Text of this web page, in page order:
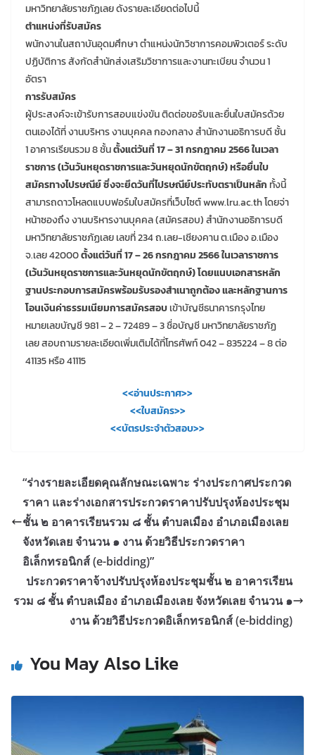
มหาวิทยาลัยราชภัฏเลย ดังรายละเอียดต่อไปนี้
ตำแหน่งที่รับสมัคร
พนักงานในสถาบันอุดมศึกษา ตำแหน่งนักวิชาการคอมพิวเตอร์ ระดับ
ปฏิบัติการ สังกัดสำนักส่งเสริมวิชาการและงานทะเบียน จำนวน 1
อัตรา
การรับสมัคร
ผู้ประสงค์จะเข้ารับการสอบแข่งขัน ติดต่อขอรับและยื่นใบสมัครด้วย
ตนเองได้ที่ งานบริหาร งานบุคคล กองกลาง สำนักงานอธิการบดี ชั้น
1 อาคารเรียนรวม 8 ชั้นตั้งแต่วันที่ 17 – 31 กรกฎาคม 2566 ในเวลา
ราชการ (เว้นวันหยุดราชการและวันหยุดนักขัตฤกษ์) หรือยื่นใบ
สมัครทางไปรษณีย์ ซึ่งจะยึดวันที่ไปรษณีย์ประทับตราเป็นหลักทั้งนี้
สามารถดาวโหลดแบบฟอร์มใบสมัครที่เว็บไซต์ www.lru.ac.th โดยจ่า
หน้าซองถึง งานบริหารงานบุคคล (สมัครสอบ) สำนักงานอธิการบดี
มหาวิทยาลัยราชภัฏเลย เลขที่ 234 ถ.เลย-เชียงคาน ต.เมือง อ.เมือง
จ.เลย 42000ตั้งแต่วันที่ 17 – 26 กรกฎาคม 2566 ในเวลาราชการ
(เว้นวันหยุดราชการและวันหยุดนักขัตฤกษ์) โดยแนบเอกสารหลัก
ฐานประกอบการสมัครพร้อมรับรองสำเนาถูกต้อง และหลักฐานการ
โอนเงินค่าธรรมเนียมการสมัครสอบเข้าบัญชีธนาคารกรุงไทย
หมายเลขบัญชี 981 – 2 – 72489 – 3 ชื่อบัญชี มหาวิทยาลัยราชภัฏ
เลย สอบถามรายละเอียดเพิ่มเติมได้ที่โทรศัพท์ 042 – 835224 – 8 ต่อ
41135 หรือ 41115
<<อ่านประกาศ>>
<<ใบสมัคร>>
<<บัตรประจำตัวสอบ>>
“ร่างรายละเอียดคุณลักษณะเฉพาะ ร่างประกาศประกวด
ราคา และร่างเอกสารประกวดราคาปรับปรุงห้องประชุม
ชั้น ๒ อาคารเรียนรวม ๘ ชั้น ตำบลเมือง อำเภอเมืองเลย
จังหวัดเลย จำนวน ๑ งาน ด้วยวิธีประกวดราคา
อิเล็กทรอนิกส์ (e-bidding)”
ประกวดราคาจ้างปรับปรุงห้องประชุมชั้น ๒ อาคารเรียน
รวม ๘ ชั้น ตำบลเมือง อำเภอเมืองเลย จังหวัดเลย จำนวน ๑
งาน ด้วยวิธีประกวดอิเล็กทรอนิกส์ (e-bidding)
You May Also Like